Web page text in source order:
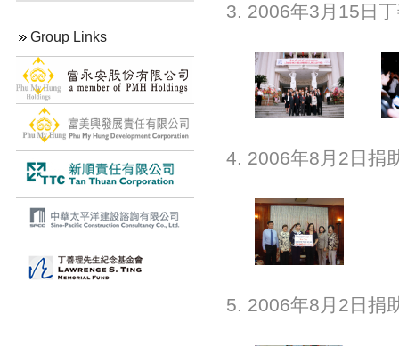
Group Links
3. 2006年3月15日
4. 2006年8月2日捐
5. 2006年8月2日捐